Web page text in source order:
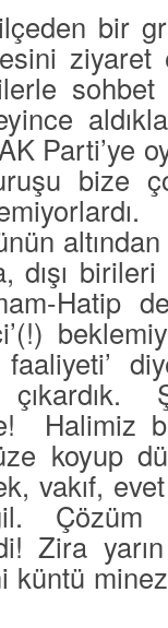
ilçeden bir
ziyaret
Parti’ye
bize
birileri
Hatip
’(!)
çıkardık.
Halimiz
koyup
vakıf,
Zira
küntü